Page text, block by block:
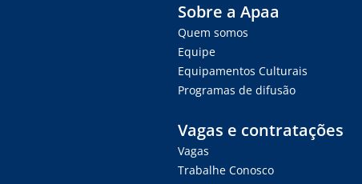
Sobre a Apaa
Quem somos
Equipe
Equipamentos Culturais
Programas de difusão
Vagas e contratações
Vagas
Trabalhe Conosco